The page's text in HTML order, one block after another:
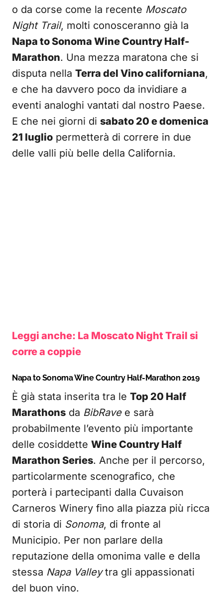
o da corse come la recente Moscato
Night Trail, molti conosceranno già la
Napa to Sonoma Wine Country Half-
Marathon. Una mezza maratona che si
disputa nella Terra del Vino californiana,
e che ha davvero poco da invidiare a
eventi analoghi vantati dal nostro Paese.
E che nei giorni di sabato 20 e domenica
21 luglio permetterà di correre in due
delle valli più belle della California.
Leggi anche: La Moscato Night Trail si
corre a coppie
Napa to Sonoma Wine Country Half-Marathon 2019
È già stata inserita tra le Top 20 Half
Marathons da BibRavee sarà
probabilmente l’evento più importante
delle cosiddette Wine Country Half
Marathon Series. Anche per il percorso,
particolarmente scenografico, che
porterà i partecipanti dalla Cuvaison
Carneros Winery fino alla piazza più ricca
di storia di Sonoma, di fronte al
Municipio. Per non parlare della
reputazione della omonima valle e della
stessa Napa Valleytra gli appassionati
del buon vino.